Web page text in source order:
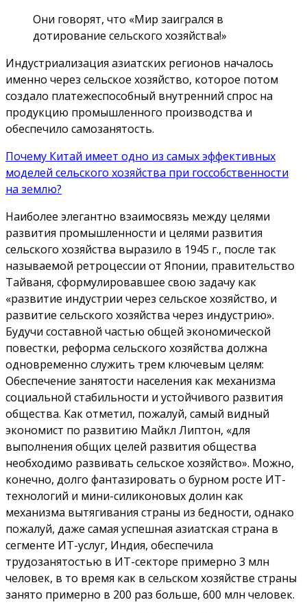
Они говорят, что «Мир заигрался в
дотирование сельского хозяйства!»
Индустриализация азиатских регионов началось
именно через сельское хозяйство, которое потом
создало платежеспособный внутренний спрос на
продукцию промышленного производства и
обеспечило самозанятость.
Почему Китай имеет одно из самых эффективных
моделей сельского хозяйства при госсобственности
на землю?
Наиболее элегантно взаимосвязь между целями
развития промышленности и целями развития
сельского хозяйства выразило в 1945 г., после так
называемой ретроцесcии от Японии, правительство
Тайваня, сформулировавшее свою задачу как
«развитие индустрии через сельское хозяйство, и
развитие сельского хозяйства через индустрию».
Будучи составной частью общей экономической
повестки, реформа сельского хозяйства должна
одновременно служить трем ключевым целям:
Обеспечение занятости населения как механизма
социальной стабильности и устойчивого развития
общества. Как отметил, пожалуй, самый видный
экономист по развитию Майкл Липтон, «для
выполнения общих целей развития общества
необходимо развивать сельское хозяйство». Можно,
конечно, долго фантазировать о бурном росте ИТ-
технологий и мини-силиконовых долин как
механизма вытягивания страны из бедности, однако
пожалуй, даже самая успешная азиатская страна в
сегменте ИТ-услуг, Индия, обеспечила
трудозанятостью в ИТ-секторе примерно 3 млн
человек, в то время как в сельском хозяйстве страны
занято примерно в 200 раз больше, 600 млн человек.